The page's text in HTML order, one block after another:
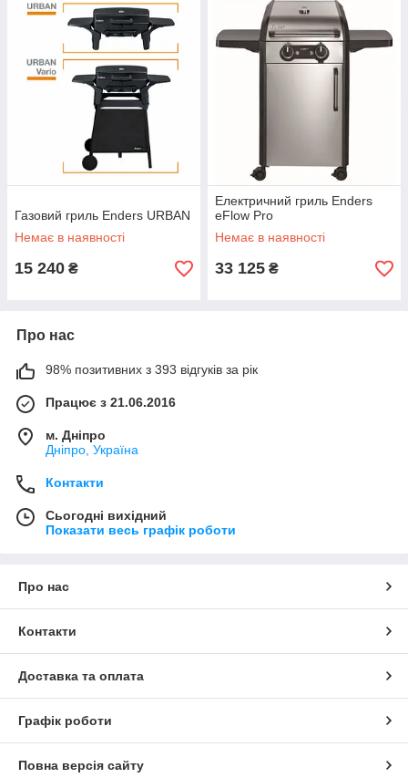
Газовий гриль Enders URBAN
Немає в наявності
15 240 ₴
Електричний гриль Enders
eFlow Pro
Немає в наявності
33 125 ₴
Про нас
98% позитивних з 393 відгуків за рік
Працює з 21.06.2016
м. Дніпро
Дніпро, Україна
Контакти
Сьогодні вихідний
Показати весь графік роботи
Про нас
Контакти
Доставка та оплата
Графік роботи
Повна версія сайту